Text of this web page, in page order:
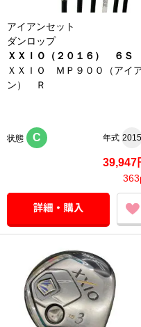
アイアンセット
ダンロップ
ＸＸＩＯ（２０１６） ６Ｓ
ＸＸＩＯ ＭＰ９００（アイ
ン） Ｒ
状態 C 年式 2015
39,947